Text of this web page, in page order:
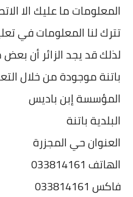
المعلومات ما عليك الا
تترك لنا المعلومات في
لذلك قد يجد الزائر أن
باتنة موجودة من خلال
المؤسسة إبن باديس
البلدية باتنة
العنوان حي المجزرة
الهاتف 033814161
فاكس 033814161